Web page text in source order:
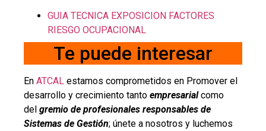
GUIA TECNICA EXPOSICION FACTORES
RIESGO OCUPACIONAL
Te puede interesar
En ATCAL estamos comprometidos en Promover el
desarrollo y crecimiento tanto empresarial como
del gremio de profesionales responsables de
Sistemas de Gestión; únete a nosotros y luchemos